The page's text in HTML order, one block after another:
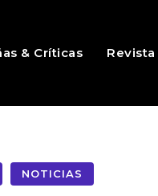
& Críticas Revista
NOTICIAS